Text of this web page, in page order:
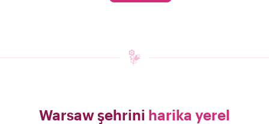
Warsaw şehrini harika yerel